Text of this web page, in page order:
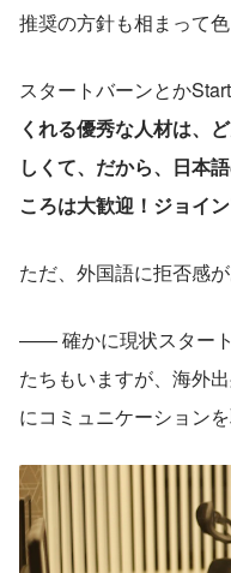
推奨の方針も相まって
スタートバーンとか
くれる優秀な人材は、
しくて、だから、日本
ころは大歓迎！ジョイン
ただ、外国語に拒否感
—— 確かに現状スター
たちもいますが、海外
にコミュニケーション